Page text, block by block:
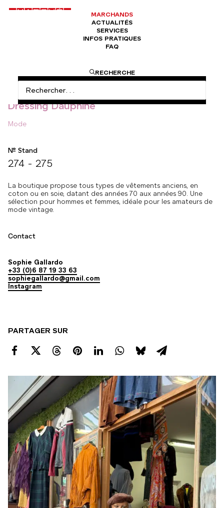
MARCHANDS
ACTUALITÉS
SERVICES
INFOS PRATIQUES
FAQ
RECHERCHE
Dressing Dauphine
Mode
N° Stand
274 - 275
La boutique propose tous types de vêtements anciens, en
coton ou en soie, datant des années 70 aux années 90. Une
sélection pour hommes et femmes, idéale pour les amateurs de
mode vintage.
Contact
Sophie Gallardo
+33 (0)6 87 19 33 63
sophiegallardo@gmail.com
Instagram
PARTAGER SUR